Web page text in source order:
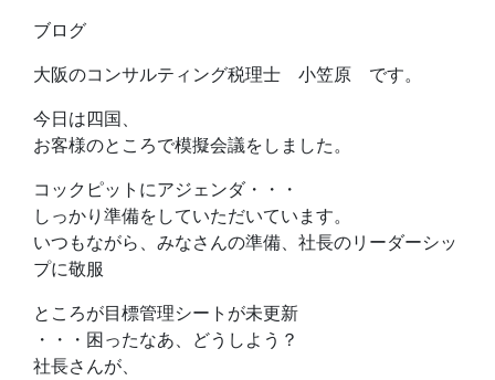
ブログ
大阪のコンサルティング税理士 小笠原 です。
今日は四国、
お客様のところで模擬会議をしました。
コックピットにアジェンダ・・・
しっかり準備をしていただいています。
いつもながら、みなさんの準備、社長のリーダーシッ
プに敬服
ところが目標管理シートが未更新
・・・困ったなあ、どうしよう？
社長さんが、